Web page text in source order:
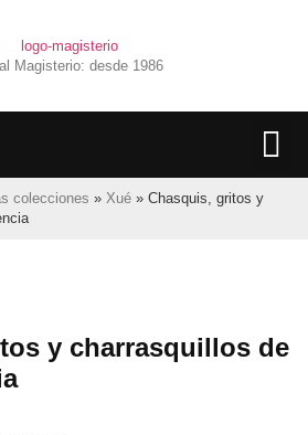
Magisterio: desde 1986
colecciones » Xué » Chasquis, gritos y
y charrasquillos de